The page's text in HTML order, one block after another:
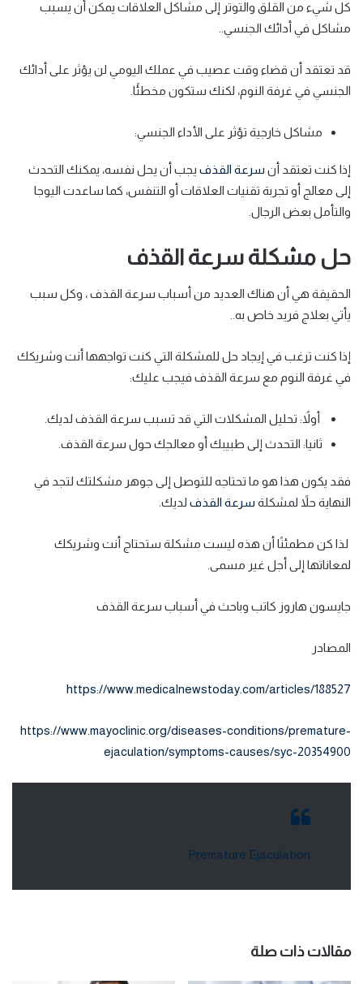
كل شيء من القلق والتوتر إلى مشاكل العلاقات يمكن أن يسبب
مشاكل في أدائك الجنسي..
قد تعتقد أن قضاء وقت عصيب في عملك اليومي لن يؤثر على أدائك
الجنسي في غرفة النوم، لكنك ستكون مخطئًا.
مشاكل خارجية تؤثر على الأداء الجنسي:
إذا كنت تعتقد أن سرعة القذف يجب أن يحل نفسه، يمكنك التحدث
إلى معالج أو تجربة تقنيات العلاقات أو التنفس، كما ساعدت اليوجا
والتأمل بعض الرجال.
حل مشكلة سرعة القذف
الحقيقة هي أن هناك العديد من أسباب سرعة القذف ، وكل سبب
يأتي بعلاج فريد خاص به..
إذا كنت ترغب في إيجاد حل للمشكلة التي كنت تواجهها أنت وشريكك
في غرفة النوم مع سرعة القذف فيجب عليك:
أولاً: تحليل المشكلات التي قد تسبب سرعة القذف لديك.
ثانيا: التحدث إلى طبيبك أو معالجك حول سرعة القذف.
فقد يكون هذا هو ما تحتاجه للتوصل إلى جوهر مشكلتك لتجد في
النهاية حلاً لمشكلة سرعة القذف لديك.
لذا كن مطمئنًا أن هذه ليست مشكلة ستحتاج أنت وشريكك
لمعاناتها إلى أجل غير مسمى.
جايسون هاروز كاتب وباحث في أسباب سرعة القذف
المصادر
https://www.medicalnewstoday.com/articles/188527
https://www.mayoclinic.org/diseases-conditions/premature-
ejaculation/symptoms-causes/syc-20354900
Premature Ejaculation
مقالات ذات صلة